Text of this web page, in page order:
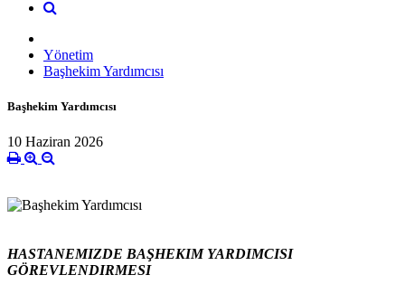
Yönetim
Başhekim Yardımcısı
Başhekim Yardımcısı
10 Haziran 2026
HASTANEMIZDE BAŞHEKIM YARDIMCISI
GÖREVLENDIRMESI